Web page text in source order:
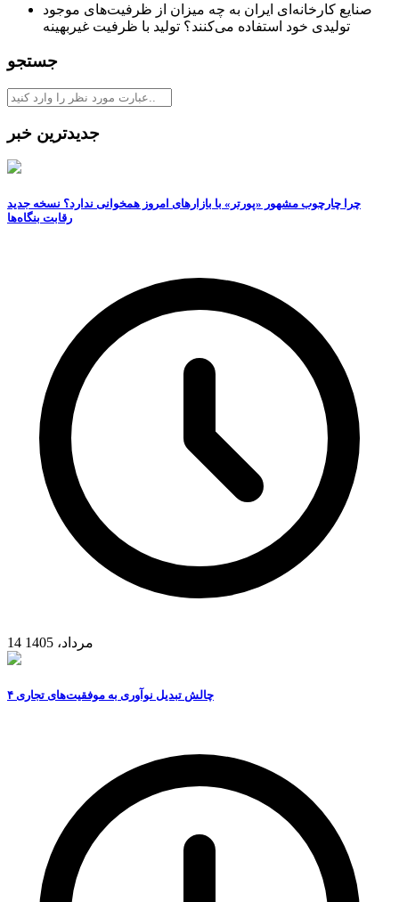
صنایع‏‏‌ کارخانه‏‏‌ای‏‏‌ ایران به‏‏‌ چه‏‏‌ میزان از ظرفیت‏‏‌های‏‏‌ موجود
تولیدی‏‏‌ خود استفاده می‌کنند؟ تولید با ظرفیت غیربهینه
جستجو
جدیدترین خبر
چرا چارچوب مشهور «پورتر» با بازارهای امروز همخوانی ندارد؟ نسخه جدید
رقابت‌ بنگاه‌ها
14 مرداد، 1405
۴ چالش تبدیل نوآوری به موفقیت‌های تجاری